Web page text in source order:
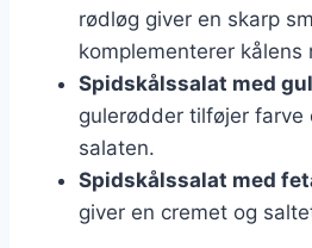
rødløg giver en skarp
komplementerer kålens
Spidskålssalat med
gulerødder tilføjer farve
salaten.
Spidskålssalat med
giver en cremet og